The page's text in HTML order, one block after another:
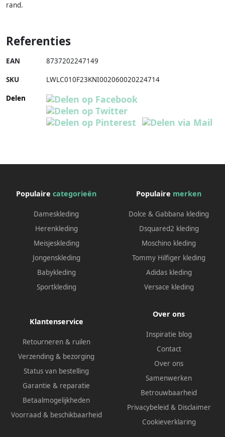
rand.
Referenties
EAN 8737202247149
SKU LWLC010F23KNI002060020224714
Delen
Populaire categorieën
Dameskleding
Herenkleding
Meisjeskleding
Jongenskleding
Babykleding
Sportkleding
Populaire merken
Dolce & Gabbana kleding
Dsquared2 kleding
Moschino kleding
Tommy Hilfiger kleding
Adidas kleding
Versace kleding
Klantenservice
Retourneren & ruilen
Verzending & bezorging
Status van bestelling
Garantie & reparatie
Betaalmogelijkheden
Voorraad & beschikbaarheid
Over ons
Inspiratie blog
Contact
Over ons
Samenwerken
Betrouwbaarheid
Privacybeleid & Disclaimer
Cookieverklaring